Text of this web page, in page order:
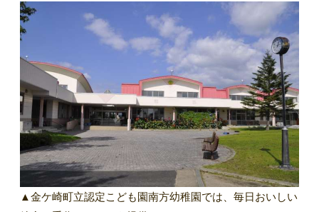
▲金ケ崎町立認定こども園南方幼稚園では、毎日おいしい